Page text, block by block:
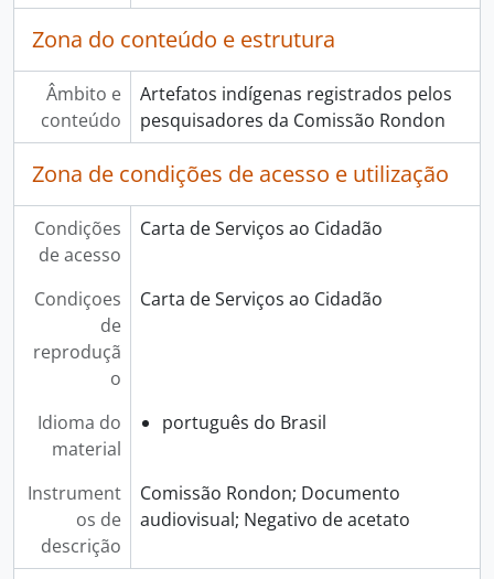
Zona do conteúdo e estrutura
Âmbito e
conteúdo
Artefatos indígenas registrados pelos
pesquisadores da Comissão Rondon
Zona de condições de acesso e utilização
Condições
de acesso
Carta de Serviços ao Cidadão
Condiçoes
de
reproduçã
o
Carta de Serviços ao Cidadão
Idioma do
material
português do Brasil
Instrument
os de
descrição
Comissão Rondon; Documento
audiovisual; Negativo de acetato